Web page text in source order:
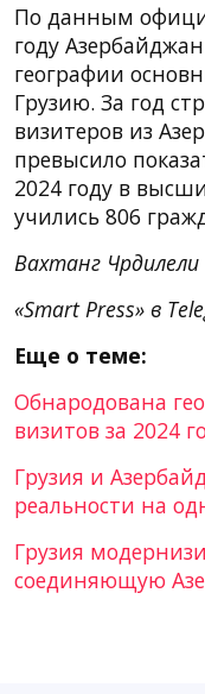
По данным
году
географии
Грузию. За год
визитеров из
превысило
2024 году в
учились 806
Вахтанг Чрдилели
«Smart Press» в
Еще о теме:
Обнародована
визитов за 2024
Грузия и
реальности на
Грузия
соединяющую